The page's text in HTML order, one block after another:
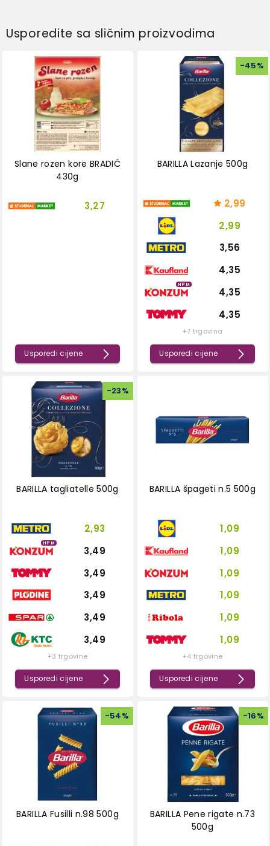
Usporedite sa sličnim proizvodima
Slane rozen kore BRADIĆ
430g
3,27
Usporedi cijene
-45%
BARILLA Lazanje 500g
2,99
2,99
3,56
4,35
HPM
4,35
4,35
+7 trgovina
Usporedi cijene
-23%
BARILLA tagliatelle 500g
2,93
HPM
3,49
3,49
3,49
3,49
3,49
+3 trgovine
Usporedi cijene
BARILLA špageti n.5 500g
1,09
1,09
1,09
1,09
1,09
1,09
+4 trgovine
Usporedi cijene
-54%
BARILLA Fusilli n.98 500g
-16%
BARILLA Pene rigate n.73
500g